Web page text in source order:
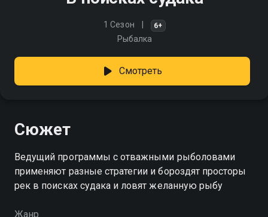
1 Сезон 6+
Рыбалка
Смотреть
Сюжет
Ведущий программы с отважными рыболовами
применяют разные стратегии и бороздят просторы
рек в поисках судака и ловят желанную рыбу
Жанр